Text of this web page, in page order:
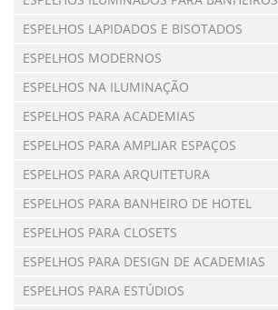
ESPELHOS LAPIDADOS E BISOTADOS
ESPELHOS MODERNOS
ESPELHOS NA ILUMINAÇÃO
ESPELHOS PARA ACADEMIAS
ESPELHOS PARA AMPLIAR ESPAÇOS
ESPELHOS PARA ARQUITETURA
ESPELHOS PARA BANHEIRO DE HOTEL
ESPELHOS PARA CLOSETS
ESPELHOS PARA DESIGN DE ACADEMIAS
ESPELHOS PARA ESTÚDIOS